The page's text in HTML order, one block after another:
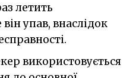
летить
упав, внаслідок
використовується